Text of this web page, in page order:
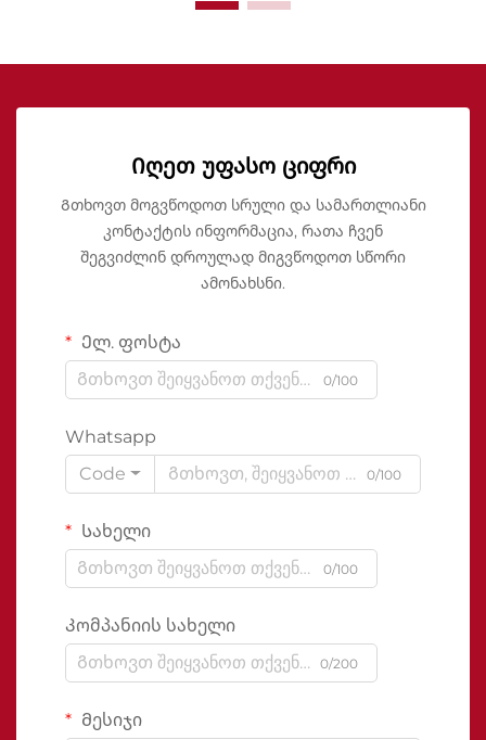
Იღეთ უფასო ციფრი
Გთხოვთ მოგვწოდოთ სრული და სამართლიანი
კონტაქტის ინფორმაცია, რათა ჩვენ
შეგვიძლინ დროულად მიგვწოდოთ სწორი
ამონახსნი.
Ელ. ფოსტა
0/100
Whatsapp
Code
0/100
Სახელი
0/100
Კომპანიის სახელი
0/200
Მესიჯი